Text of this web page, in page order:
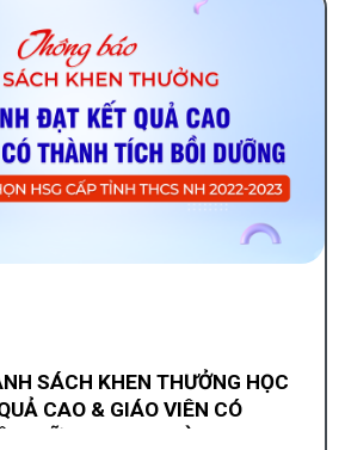
SÁCH KHEN THƯỞNG HỌC
CAO & GIÁO VIÊN CÓ
DƯỠNG TRONG KỲ THI CHỌN